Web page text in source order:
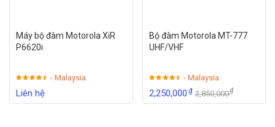
Máy bộ đàm Motorola XiR
P6620i
- Malaysia
Liên hệ
Bộ đàm Motorola MT-777
UHF/VHF
- Malaysia
2,250,000₫ 2,850,000₫